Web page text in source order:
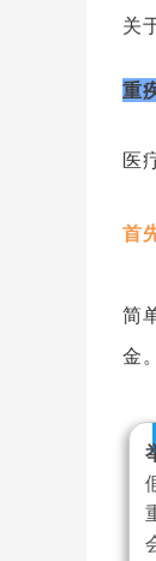
关
重
医
首
简
金